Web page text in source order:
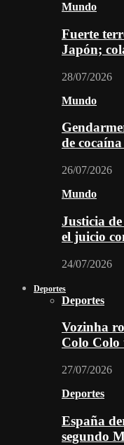
Mundo
Fuerte
Japón;
28/07/2026
Mundo
de
26/07/2026
Mundo
Justicia
el juicio
24/07/2026
Deportes
Deportes
Vozinha
Colo
27/07/2026
Deportes
España
segundo